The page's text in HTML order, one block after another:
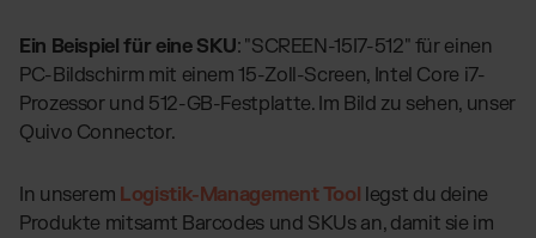
Ein Beispiel für eine SKU: "SCREEN-15I7-512" für einen
PC-Bildschirm mit einem 15-Zoll-Screen, Intel Core i7-
Prozessor und 512-GB-Festplatte. Im Bild zu sehen, unser
Quivo Connector.
In unserem Logistik-Management Tool legst du deine
Produkte mitsamt Barcodes und SKUs an, damit sie im